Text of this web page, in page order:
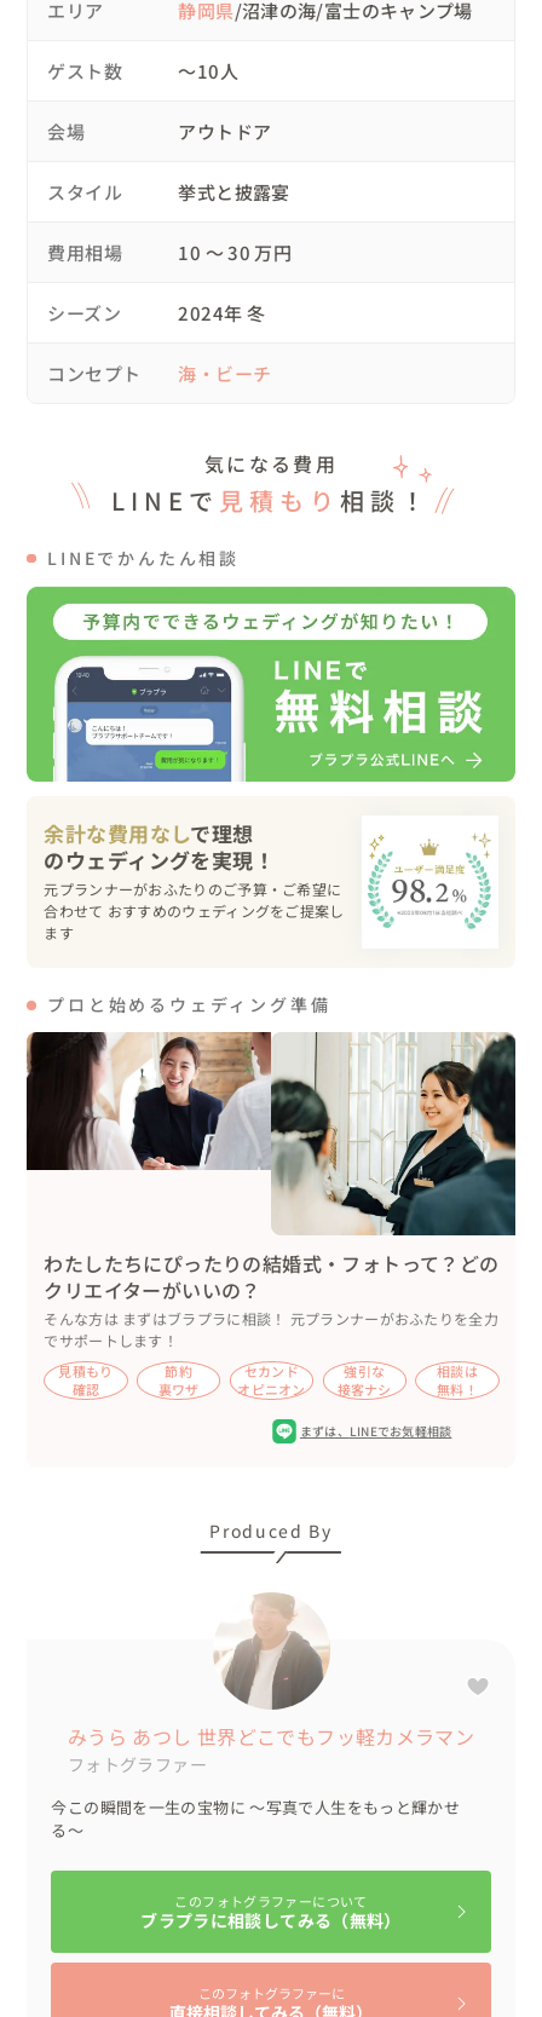
が、こだわりのアウトドア用品についてお話を聞いている
した笑
ればと思います👍
事前にドレスをお貸ししています。そのほかはお二人のお
どこへでも行きます！是非ご相談ください🛫
人見知りの方、恥ずかしがり屋の方、写真に慣れていない
方、結構好きです✨
緊張をほぐすのが得意ですので、お気軽にご相談ください
ね。
エリア 静岡県/沼津の海/富士のキャンプ場
ゲスト数 〜10人
会場 アウトドア
スタイル 挙式と披露宴
費用相場 10 〜 30 万円
シーズン 2024年 冬
コンセプト 海・ビーチ
気になる費用
LINEで 見積もり 相談！
LINEでかんたん相談
余計な費用なしで理想
元プランナーがおふたりのご予算・ご希望に
合わせて おすすめのウェディングをご提案し
ます
プロと始めるウェディング準備
わたしたちにぴったりの結婚式・フォトって？どの
クリエイターがいいの？
そんな方は まずはブラプラに相談！ 元プランナーがおふたりを全力
でサポートします！
見積もり
確認
節約
裏ワザ
セカンド
オピニオン
強引な
接客ナシ
相談は
無料！
まずは、 LINEでお気軽相談
Produced By
みうら あつし 世界どこでもフッ軽カメラマン
フォトグラファー
今この瞬間を一生の宝物に 〜写真で人生をもっと輝かせ
る〜
このフォトグラファーについて
ブラプラに相談してみる（無料）
このフォトグラファーに
直接相談してみる（無料）